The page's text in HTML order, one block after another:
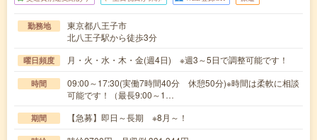
勤務地
東京都八王子市
北八王子駅から徒歩3分
曜日頻度 月・火・水・木・金(週4日) ※週3～5日で調整可能です！
時間
09:00～17:30(実働7時間40分 休憩50分)※時間は柔軟に相談
可能です！（最長9:00～1…
期間 【急募】即日～長期 ※8月～！